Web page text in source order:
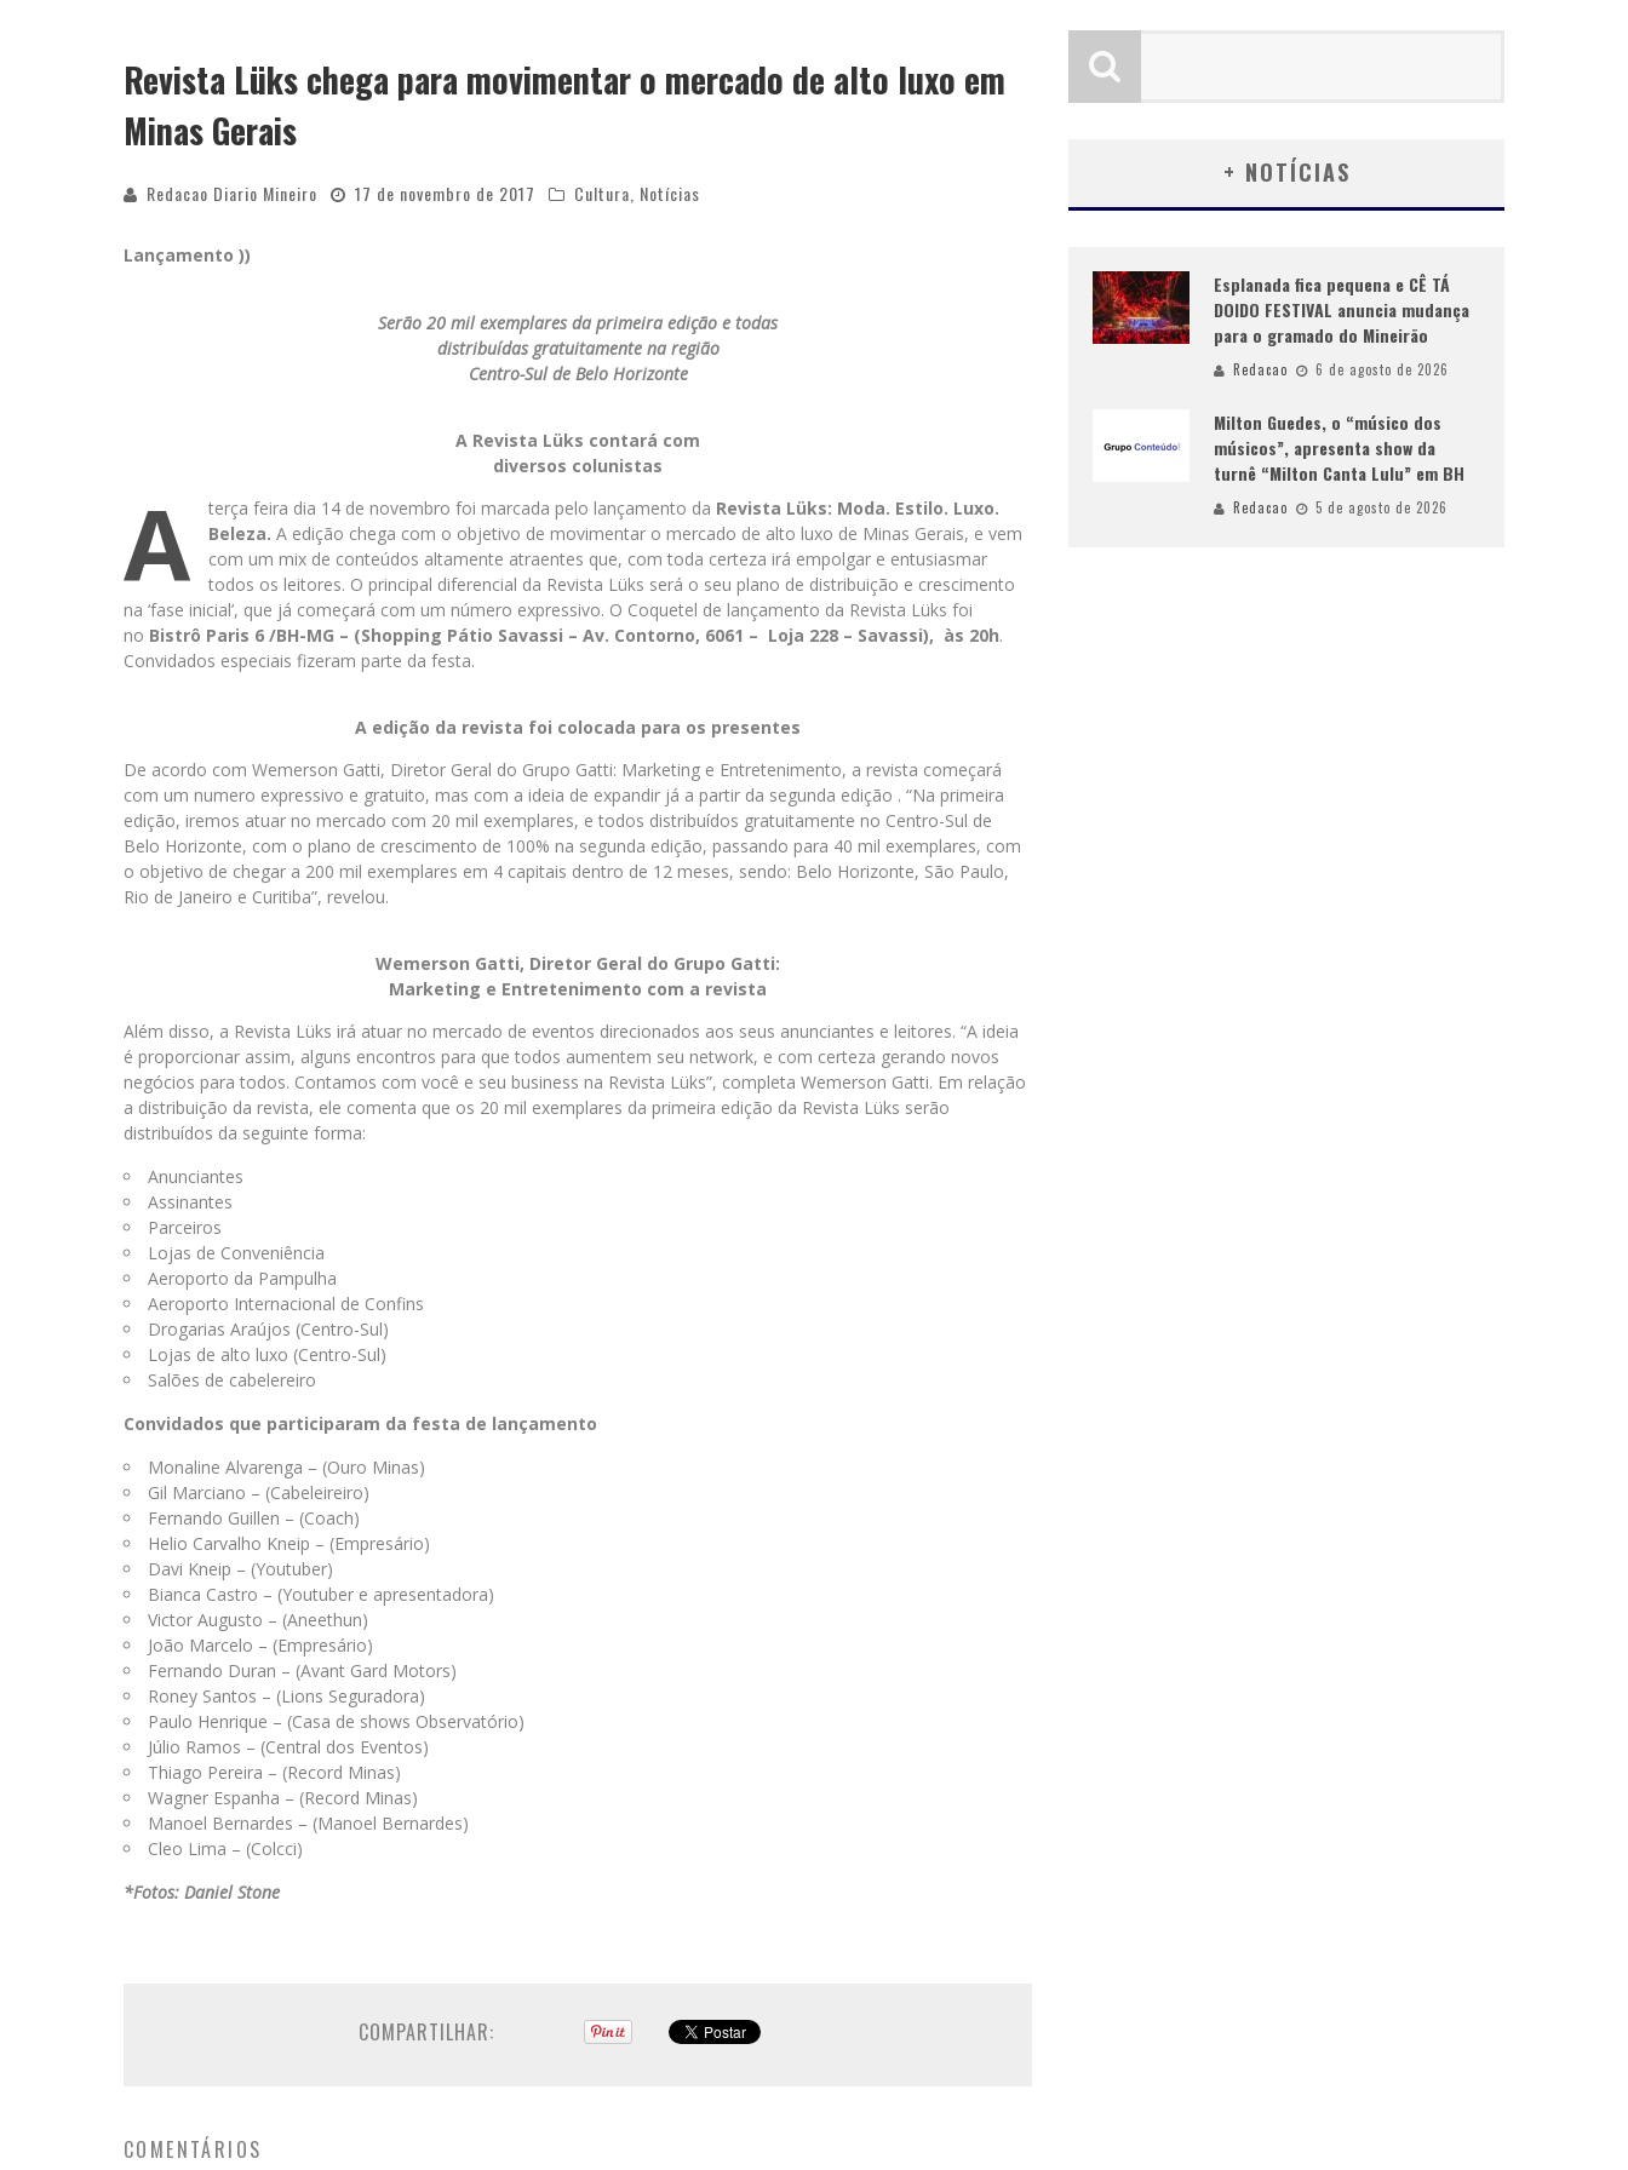
E
SPLANADA FICA PEQUENA E CÊ TÁ DOIDO FESTIVAL ANUNCIA MUDANÇA PARA O GRAMADO DO MINEIRÃO
Revista Lüks chega para movimentar o mercado de alto luxo em
Minas Gerais
Redacao Diario Mineiro 17 de novembro de 2017 Cultura Notícias
Lançamento ))
Serão 20 mil exemplares da primeira edição e todas
distribuídas gratuitamente na região
Centro-Sul de Belo Horizonte
A Revista Lüks contará com
diversos colunistas
A terça feira dia 14 de novembro foi marcada pelo lançamento da Revista Lüks: Moda. Estilo. Luxo.
Beleza. A edição chega com o objetivo de movimentar o mercado de alto luxo de Minas Gerais, e vem
com um mix de conteúdos altamente atraentes que, com toda certeza irá empolgar e entusiasmar
todos os leitores. O principal diferencial da Revista Lüks será o seu plano de distribuição e crescimento
na ‘fase inicial’, que já começará com um número expressivo. O Coquetel de lançamento da Revista Lüks foi
no Bistrô Paris 6 /BH-MG – (Shopping Pátio Savassi – Av. Contorno, 6061 – Loja 228 – Savassi), às 20h.
Convidados especiais fizeram parte da festa.
A edição da revista foi colocada para os presentes
De acordo com Wemerson Gatti, Diretor Geral do Grupo Gatti: Marketing e Entretenimento, a revista começará
com um numero expressivo e gratuito, mas com a ideia de expandir já a partir da segunda edição . “Na primeira
edição, iremos atuar no mercado com 20 mil exemplares, e todos distribuídos gratuitamente no Centro-Sul de
Belo Horizonte, com o plano de crescimento de 100% na segunda edição, passando para 40 mil exemplares, com
o objetivo de chegar a 200 mil exemplares em 4 capitais dentro de 12 meses, sendo: Belo Horizonte, São Paulo,
Rio de Janeiro e Curitiba”, revelou.
Wemerson Gatti, Diretor Geral do Grupo Gatti:
Marketing e Entretenimento com a revista
Além disso, a Revista Lüks irá atuar no mercado de eventos direcionados aos seus anunciantes e leitores. “A ideia
é proporcionar assim, alguns encontros para que todos aumentem seu network, e com certeza gerando novos
negócios para todos. Contamos com você e seu business na Revista Lüks”, completa Wemerson Gatti. Em relação
a distribuição da revista, ele comenta que os 20 mil exemplares da primeira edição da Revista Lüks serão
distribuídos da seguinte forma:
Anunciantes
Assinantes
Parceiros
Lojas de Conveniência
Aeroporto da Pampulha
Aeroporto Internacional de Confins
Drogarias Araújos (Centro-Sul)
Lojas de alto luxo (Centro-Sul)
Salões de cabelereiro
Convidados que participaram da festa de lançamento
Monaline Alvarenga – (Ouro Minas)
Gil Marciano – (Cabeleireiro)
Fernando Guillen – (Coach)
Helio Carvalho Kneip – (Empresário)
Davi Kneip – (Youtuber)
Bianca Castro – (Youtuber e apresentadora)
Victor Augusto – (Aneethun)
João Marcelo – (Empresário)
Fernando Duran – (Avant Gard Motors)
Roney Santos – (Lions Seguradora)
Paulo Henrique – (Casa de shows Observatório)
Júlio Ramos – (Central dos Eventos)
Thiago Pereira – (Record Minas)
Wagner Espanha – (Record Minas)
Manoel Bernardes – (Manoel Bernardes)
Cleo Lima – (Colcci)
*Fotos: Daniel Stone
COMPARTILHAR:
COMENTÁRIOS
+ NOTÍCIAS
Esplanada fica pequena e CÊ TÁ
DOIDO FESTIVAL anuncia mudança
para o gramado do Mineirão
Redacao 6 de agosto de 2026
Milton Guedes, o “músico dos
músicos”, apresenta show da
turnê “Milton Canta Lulu” em BH
Redacao 5 de agosto de 2026